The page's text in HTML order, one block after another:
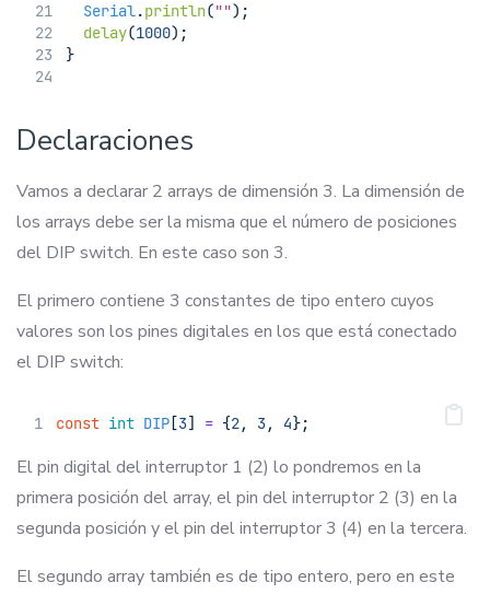
Serial.println("");
delay(1000);
}
Declaraciones
Vamos a declarar 2 arrays de dimensión 3. La dimensión de
los arrays debe ser la misma que el número de posiciones
del DIP switch. En este caso son 3.
El primero contiene 3 constantes de tipo entero cuyos
valores son los pines digitales en los que está conectado
el DIP switch:
const int DIP [3] = {2, 3, 4};
El pin digital del interruptor 1 (2) lo pondremos en la
primera posición del array, el pin del interruptor 2 (3) en la
segunda posición y el pin del interruptor 3 (4) en la tercera.
El segundo array también es de tipo entero, pero en este